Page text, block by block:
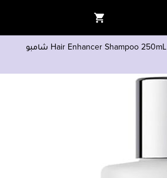
Hair Enhancer Shampoo 250mL شامبو